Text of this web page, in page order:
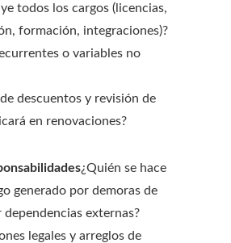
todos los cargos (licencias,
formación, integraciones)?
o variables no
descuentos y revisión de
en renovaciones?
¿Quién se hace
generado por demoras de
externas?
legales y arreglos de